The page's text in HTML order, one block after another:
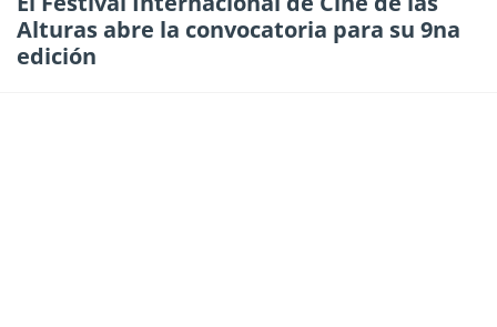
Alturas abre la convocatoria para su 9na
edición